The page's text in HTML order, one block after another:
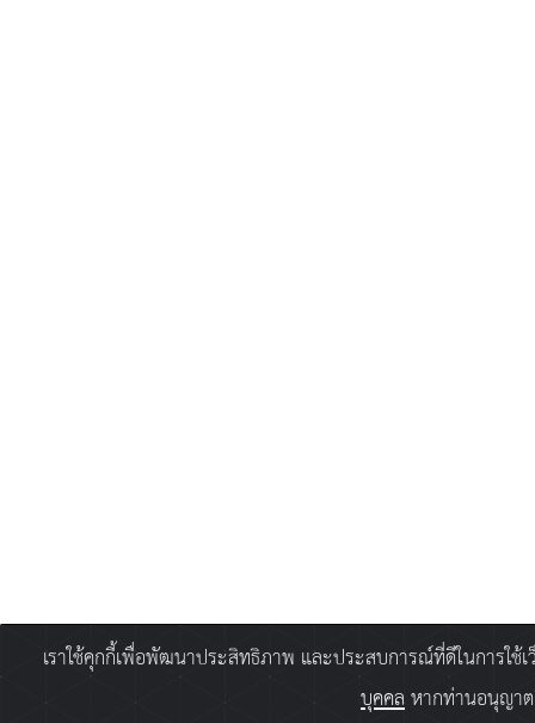
เราใช้คุกกี้เพื่อพัฒนาประสิทธิภาพ และประสบการณ์ที่ดีในการใ
บุคคลหากท่านอนุญา